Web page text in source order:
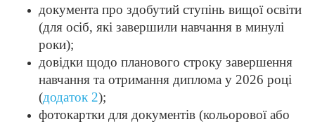
документа про здобутий ступінь вищої освіти
(для осіб, які завершили навчання в минулі
роки);
довідки щодо планового строку завершення
навчання та отримання диплома у 2026 році
(додаток 2);
фотокартки для документів (кольорової або